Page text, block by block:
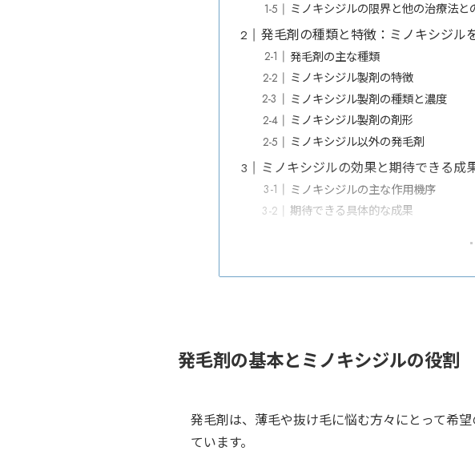
ミノキシジルの限界と他の治療法と
発毛剤の種類と特徴：ミノキシジル
発毛剤の主な種類
ミノキシジル製剤の特徴
ミノキシジル製剤の種類と濃度
ミノキシジル製剤の剤形
ミノキシジル以外の発毛剤
ミノキシジルの効果と期待できる成
ミノキシジルの主な作用機序
期待できる具体的な成果
発毛剤の基本とミノキシジルの役割
発毛剤は、薄毛や抜け毛に悩む方々にとって希
ています。